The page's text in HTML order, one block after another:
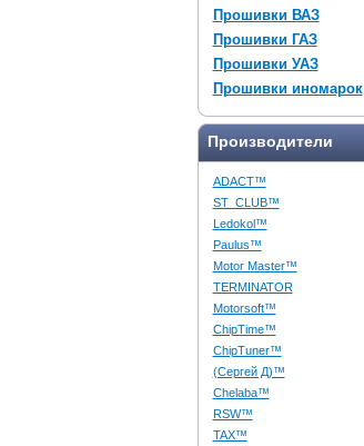
Прошивки ВАЗ
Прошивки ГАЗ
Прошивки УАЗ
Прошивки иномарок
Производители
ADACT™
ST_CLUB™
Ledokol™
Paulus™
Motor Master™
TERMINATOR
Motorsoft™
ChipTime™
ChipTuner™
(Сергей Д)™
Chelaba™
RSW™
TAX™